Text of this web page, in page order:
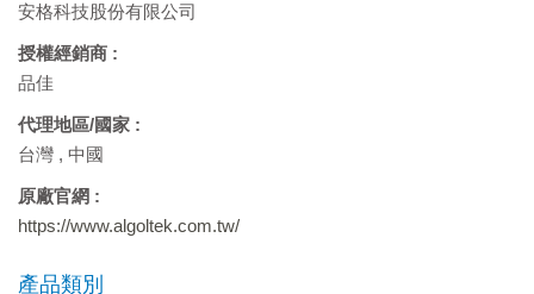
安格科技股份有限公司
授權經銷商 :
品佳
代理地區/國家 :
台灣 , 中國
原廠官網 :
https://www.algoltek.com.tw/
產品類別